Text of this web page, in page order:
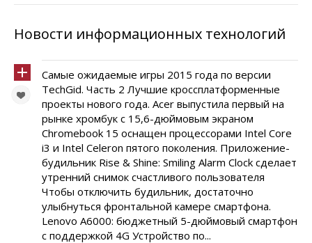
Новости информационных технологий
Самые ожидаемые игры 2015 года по версии
TechGid. Часть 2 Лучшие кроссплатформенные
проекты нового года. Acer выпустила первый на
рынке хромбук с 15,6-дюймовым экраном
Chromebook 15 оснащен процессорами Intel Core
i3 и Intel Celeron пятого поколения. Приложение-
будильник Rise & Shine: Smiling Alarm Clock сделает
утренний снимок счастливого пользователя
Чтобы отключить будильник, достаточно
улыбнуться фронтальной камере смартфона.
Lenovo A6000: бюджетный 5-дюймовый смартфон
с поддержкой 4G Устройство по...